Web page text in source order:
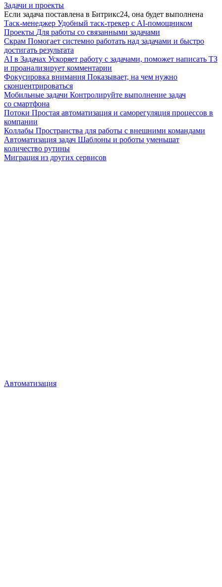
Задачи и проекты
Если задача поставлена в Битрикс24, она будет выполнена
Таск-менеджер Удобный таск-трекер с AI-помощником
Проекты Для работы со связанными задачами
Скрам Помогает системно работать над задачами и быстро
достигать результата
AI в Задачах Ускоряет работу с задачами, поможет написать ТЗ
и проанализирует комментарии
Фокусировка внимания Показывает, на чем нужно
сконцентрироваться
Мобильные задачи Контролируйте выполнение задач
со смартфона
Потоки Простая автоматизация и саморегуляция процессов в
компании
Коллабы Пространства для работы с внешними командами
Автоматизация задач Шаблоны и роботы уменьшат
количество рутины
Миграция из других сервисов
Автоматизация